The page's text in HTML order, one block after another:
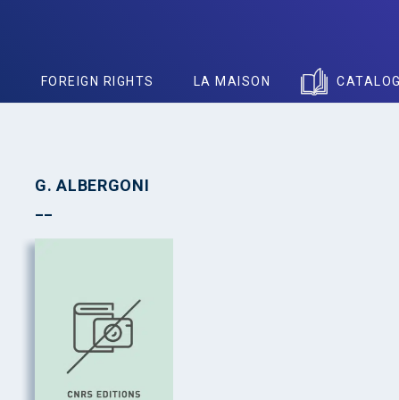
FOREIGN RIGHTS LA MAISON
G. ALBERGONI